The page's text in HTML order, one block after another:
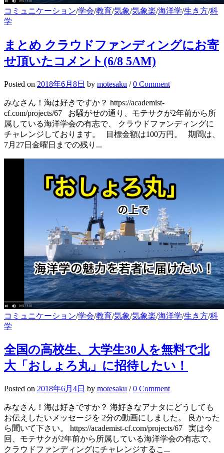
コミュニケーション/学会/教育/気象/気象楽/海洋学/生き方/科
学
まとめ クラウドファンディングにお寄
せ頂いたコメント(6/8 5AM)
Posted on 2018年6月8日 by motesaku /0 Comment
みなさん！海は好きですか？ https://academist-
cf.com/projects/67 お騒がせの通り、モテサクが2年前から所
属している海洋学会の有志で、 クラウドファンディングに
チャレンジしております。 目標金額は100万円。 期間は、
7月27日金曜日までの残り...
コミュニケーション/学会/教育/気象/気象楽/海洋学/生き方/科
学
全国の高校生、大学生30人を無料で北
大「おしょろ丸」に招待したい！
Posted on 2018年6月4日 by motesaku /0 Comment
みなさん！海は好きですか？ 海好きなアナタにどうしても
お伝えしたいメッセージを 2分の動画にしました。 良かった
ら聞いて下さい。 https://academist-cf.com/projects/67 実は今
回、モテサクが2年前から所属している海洋学会の有志で、
クラウドファンディングにチャレンジするこ...